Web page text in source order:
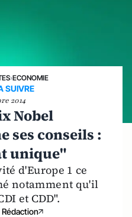
›ECONOMIE
SUIVRE
2014
Nobel
ses conseils :
unique"
d'Europe 1 ce
notamment qu'il
et CDD".